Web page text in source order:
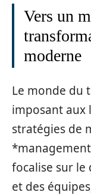
Vers un
moderne
Le monde du
imposant aux
stratégies de
focalise sur
et des